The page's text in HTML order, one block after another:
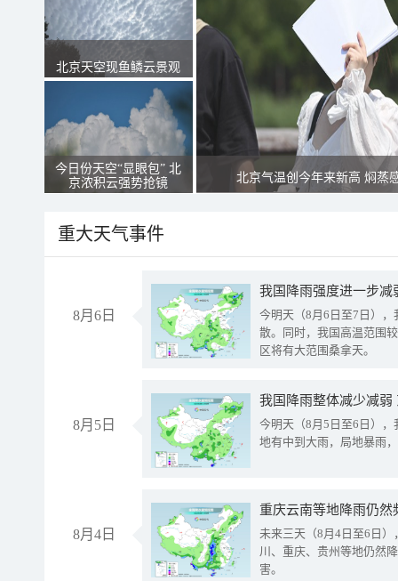
北京天空现鱼鳞云景观
今日份天空“显眼包” 北
京浓积云强势抢镜
北京气温创今年来新高 焖蒸
重大天气事件
8月6日
今明天（8月6日至7日）
散。同时，我国高温范围
区将有大范围桑拿天。
8月5日
我国降雨整体减少减弱
今明天（8月5日至6日）
地有中到大雨，局地暴雨
8月4日
重庆云南等地降雨仍然
未来三天（8月4日至6日
川、重庆、贵州等地仍然
害。